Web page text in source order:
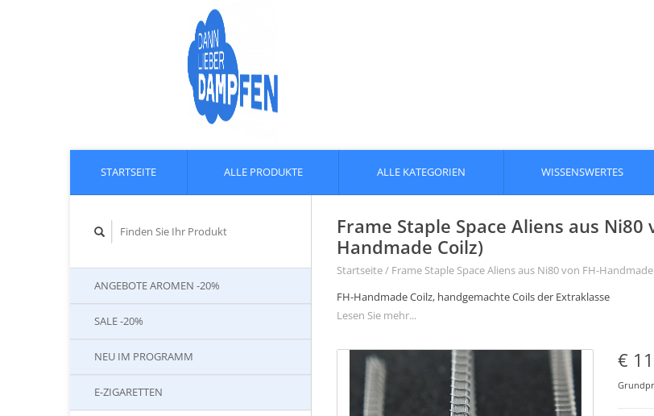
STARTSEITE ALLE PRODUKTE ALLE KATEGORIEN WISSENSWERTES
ANGEBOTE AROMEN -20%
SALE -20%
NEU IM PROGRAMM
E-ZIGARETTEN
Frame Staple Space Aliens aus Ni80
Handmade Coilz)
Startseite/ Frame Staple Space Aliens aus Ni80 von FH-
FH-Handmade Coilz, handgemachte Coils der Extraklasse
Lesen Sie mehr...
€